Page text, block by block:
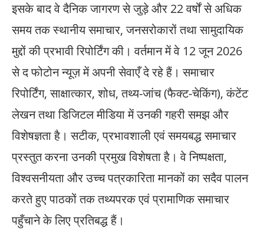
इसके बाद वे दैनिक जागरण से जुड़े और 22 वर्षों से अधिक
समय तक स्थानीय समाचार, जनसरोकारों तथा सामुदायिक
मुद्दों की प्रभावी रिपोर्टिंग की। वर्तमान में वे 12 जून 2026
से द फोटोन न्यूज़ में अपनी सेवाएँ दे रहे हैं। समाचार
रिपोर्टिंग, साक्षात्कार, शोध, तथ्य-जांच (फैक्ट-चेकिंग), कंटेंट
लेखन तथा डिजिटल मीडिया में उनकी गहरी समझ और
विशेषज्ञता है। सटीक, प्रभावशाली एवं समयबद्ध समाचार
प्रस्तुत करना उनकी प्रमुख विशेषता है। वे निष्पक्षता,
विश्वसनीयता और उच्च पत्रकारिता मानकों का सदैव पालन
करते हुए पाठकों तक तथ्यपरक एवं प्रामाणिक समाचार
पहुँचाने के लिए प्रतिबद्ध हैं।